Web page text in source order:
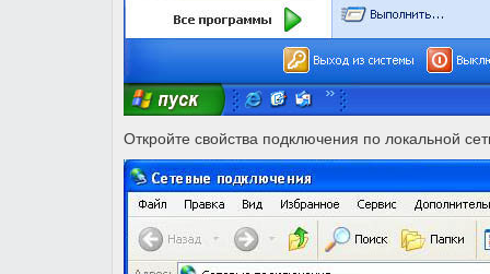
Откройте свойства подключения по локальной